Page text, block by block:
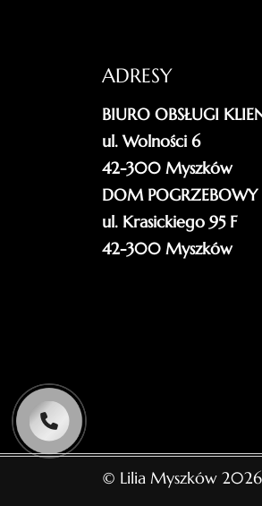
ADRESY
BIURO OBSŁUGI
ul. Wolności 6
42-300 Myszków
DOM POGRZEBOWY
ul. Krasickiego 95 F
42-300 Myszków
© Lilia Myszków